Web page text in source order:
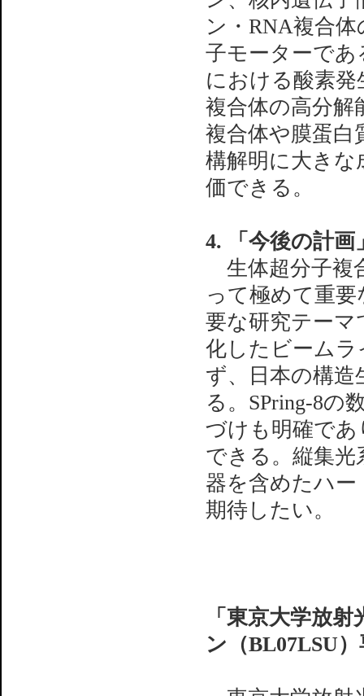
ン・RNA複合
子モーターであ
における酸素
複合体の高分解
複合体や膜蛋白
構解明に大きな
価できる。
4. 「今後の計
生体超分子複
って極めて重
要な研究テー
化したビーム
ず、日本の構
る。SPring-8の
づけも明確であ
できる。縦集光
器を含めたハ
期待したい。
「東京大学放
ン（BL07LSU